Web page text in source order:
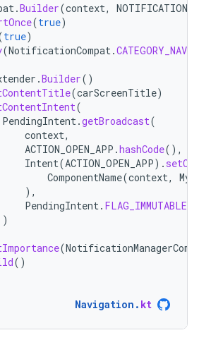
.Builder(context,
(true)
true)
(NotificationCompat .
.Builder()
(carScreenTitle)
(
PendingIntent .getBroadcast(
context,
ACTION_OPEN_APP .hashCode(),
Intent(ACTION_OPEN_APP).
ComponentName(context,
),
PendingIntent . FLAG_IMMUTABLE
)
(
()
Navigation . kt